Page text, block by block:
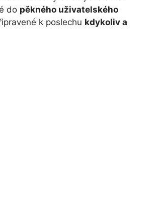
do pěkného uživatelského
k poslechu kdykoliv a